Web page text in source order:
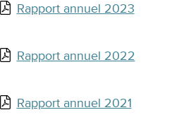
Rapport annuel 2023
Rapport annuel 2022
Rapport annuel 2021